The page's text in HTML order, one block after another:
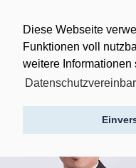
Diese Webseite
Funktionen voll
weitere
ahilton@vjp.com.sg